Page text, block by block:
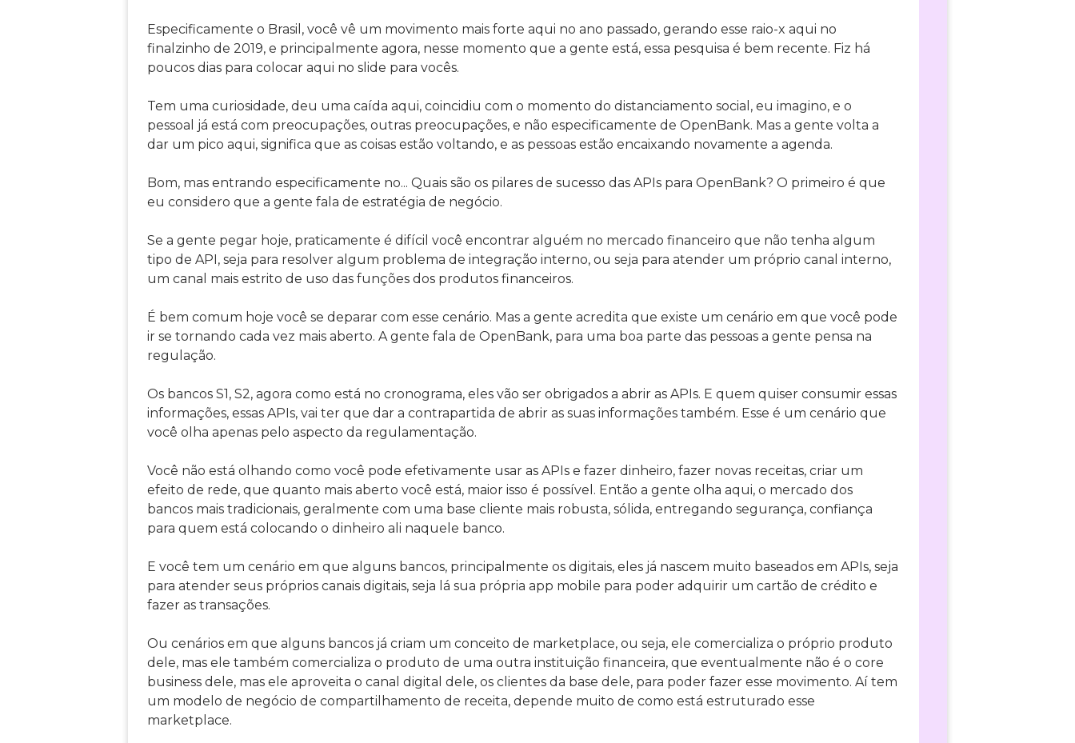
Especificamente o Brasil, você vê um movimento mais forte aqui no ano passado, gerando esse raio-x aqui no
finalzinho de 2019, e principalmente agora, nesse momento que a gente está, essa pesquisa é bem recente. Fiz há
poucos dias para colocar aqui no slide para vocês.
Tem uma curiosidade, deu uma caída aqui, coincidiu com o momento do distanciamento social, eu imagino, e o
pessoal já está com preocupações, outras preocupações, e não especificamente de OpenBank. Mas a gente volta a
dar um pico aqui, significa que as coisas estão voltando, e as pessoas estão encaixando novamente a agenda.
Bom, mas entrando especificamente no... Quais são os pilares de sucesso das APIs para OpenBank? O primeiro é que
eu considero que a gente fala de estratégia de negócio.
Se a gente pegar hoje, praticamente é difícil você encontrar alguém no mercado financeiro que não tenha algum
tipo de API, seja para resolver algum problema de integração interno, ou seja para atender um próprio canal interno,
um canal mais estrito de uso das funções dos produtos financeiros.
É bem comum hoje você se deparar com esse cenário. Mas a gente acredita que existe um cenário em que você pode
ir se tornando cada vez mais aberto. A gente fala de OpenBank, para uma boa parte das pessoas a gente pensa na
regulação.
Os bancos S1, S2, agora como está no cronograma, eles vão ser obrigados a abrir as APIs. E quem quiser consumir essas
informações, essas APIs, vai ter que dar a contrapartida de abrir as suas informações também. Esse é um cenário que
você olha apenas pelo aspecto da regulamentação.
Você não está olhando como você pode efetivamente usar as APIs e fazer dinheiro, fazer novas receitas, criar um
efeito de rede, que quanto mais aberto você está, maior isso é possível. Então a gente olha aqui, o mercado dos
bancos mais tradicionais, geralmente com uma base cliente mais robusta, sólida, entregando segurança, confiança
para quem está colocando o dinheiro ali naquele banco.
E você tem um cenário em que alguns bancos, principalmente os digitais, eles já nascem muito baseados em APIs, seja
para atender seus próprios canais digitais, seja lá sua própria app mobile para poder adquirir um cartão de crédito e
fazer as transações.
Ou cenários em que alguns bancos já criam um conceito de marketplace, ou seja, ele comercializa o próprio produto
dele, mas ele também comercializa o produto de uma outra instituição financeira, que eventualmente não é o core
business dele, mas ele aproveita o canal digital dele, os clientes da base dele, para poder fazer esse movimento. Aí tem
um modelo de negócio de compartilhamento de receita, depende muito de como está estruturado esse
marketplace.